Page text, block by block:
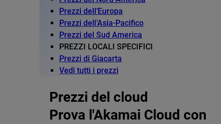
Prezzi dell’Europa
Prezzi dell’Asia-Pacifico
Prezzi del Sud America
PREZZI LOCALI SPECIFICI
Prezzi di Giacarta
Vedi tutti i prezzi
Prezzi del cloud
Prova l'Akamai Cloud con